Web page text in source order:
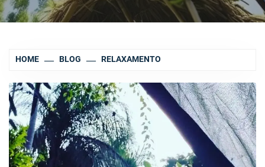
HOME BLOG RELAXAMENTO